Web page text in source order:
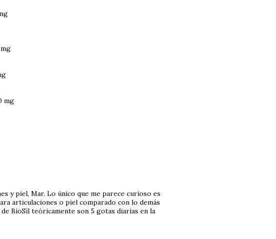
mg
y piel, Mar. Lo único que me parece curioso es
articulaciones o piel comparado con lo demás
BioSil teóricamente son 5 gotas diarias en la